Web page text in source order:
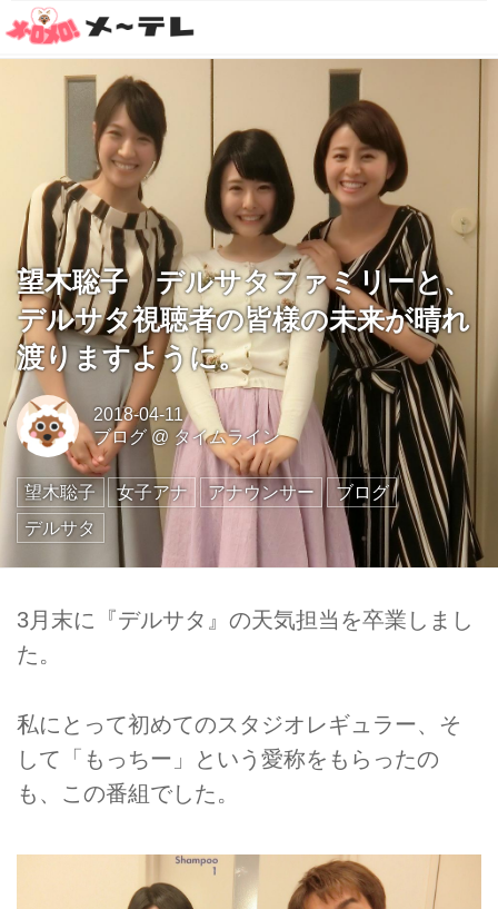
望木聡子 デルサタファミリーと、
デルサタ視聴者の皆様の未来が晴れ
渡りますように。
2018-04-11
ブログ@ タイムライン
望木聡子 女子アナ アナウンサー
ブログ
デルサタ
3月末に『デルサタ』の天気担当を卒業しまし
た。
私にとって初めてのスタジオレギュラー、そ
して「もっちー」という愛称をもらったの
も、この番組でした。